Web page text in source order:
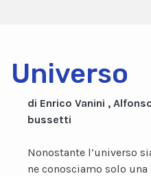
Universo
di Enrico Vanini ,
bussetti
Nonostante l’universo
ne conosciamo solo